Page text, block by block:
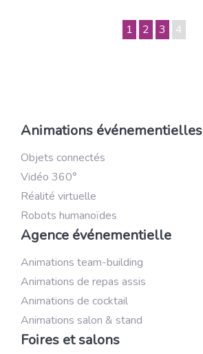
1 2 3 4
Animations événementielles
Objets connectés
Vidéo 360°
Réalité virtuelle
Robots humanoïdes
Agence événementielle
Animations team-building
Animations de repas assis
Animations de cocktail
Animations salon & stand
Foires et salons